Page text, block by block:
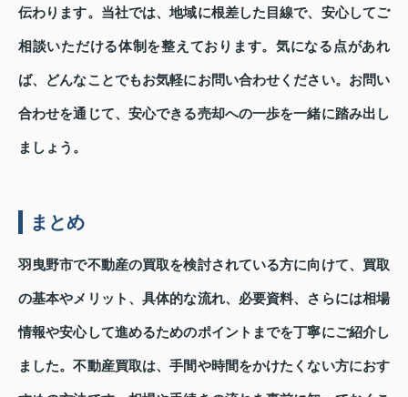
伝わります。当社では、地域に根差した目線で、安心してご
相談いただける体制を整えております。気になる点があれ
ば、どんなことでもお気軽にお問い合わせください。お問い
合わせを通じて、安心できる売却への一歩を一緒に踏み出し
ましょう。
まとめ
羽曳野市で不動産の買取を検討されている方に向けて、買取
の基本やメリット、具体的な流れ、必要資料、さらには相場
情報や安心して進めるためのポイントまでを丁寧にご紹介し
ました。不動産買取は、手間や時間をかけたくない方におす